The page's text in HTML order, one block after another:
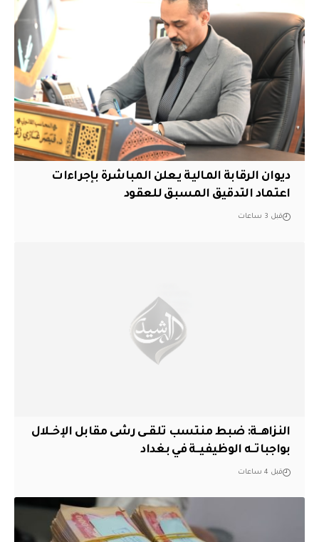
ديوان الرقابة المالية يعلن المباشرة بإجراءات
اعتماد التدقيق المسبق للعقود
قبل 3 ساعات
النزاهــة: ضبط منتسب تلقــى رشى مقابل الإخــلال
بواجباتــه الوظيفيــة في بغداد
قبل 4 ساعات